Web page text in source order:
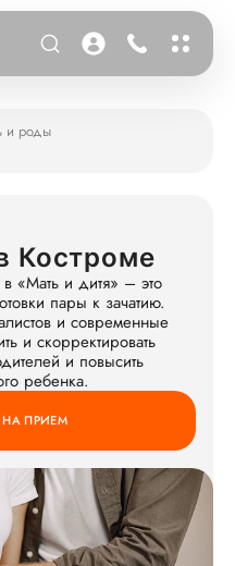
и роды
Костроме
«Мать и дитя» – это
пары к зачатию.
и современные
и скорректировать
и повысить
ребенка.
НА ПРИЕМ